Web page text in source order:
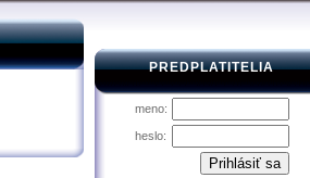
PREDPLATITELIA
meno:
heslo: